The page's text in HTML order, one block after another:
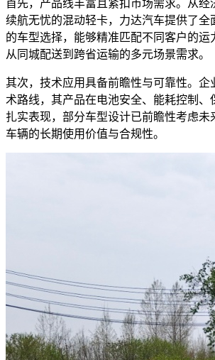
首先，产品线丰富且紧扣市场需求。从经
续航无忧的混动轻卡，力达汽车提供了全
的车型选择，能够精准匹配不同客户的运
从同城配送到跨省运输的多元场景需求。
其次，技术应用具备前瞻性与可靠性。企
术路线，其产品在电池安全、能耗控制、
扎实表现，部分车型设计已前瞻性考虑未
车辆的长期使用价值与合规性。